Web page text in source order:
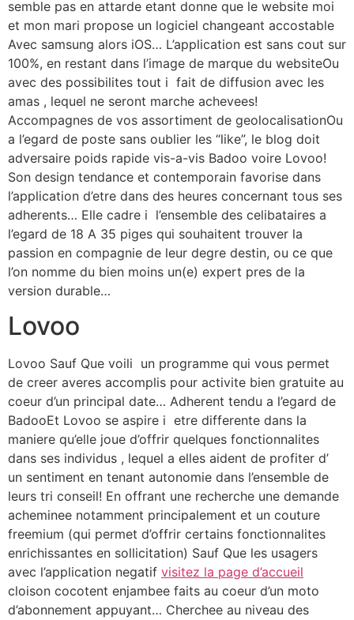
semble pas en attarde etant donne que le website moi
et mon mari propose un logiciel changeant accostable
Avec samsung alors iOS… L’application est sans cout sur
100%, en restant dans l’image de marque du websiteOu
avec des possibilites tout i fait de diffusion avec les
amas , lequel ne seront marche achevees!
Accompagnes de vos assortiment de geolocalisationOu
a l’egard de poste sans oublier les “like”, le blog doit
adversaire poids rapide vis-a-vis Badoo voire Lovoo!
Son design tendance et contemporain favorise dans
l’application d’etre dans des heures concernant tous ses
adherents… Elle cadre i l’ensemble des celibataires a
l’egard de 18 A 35 piges qui souhaitent trouver la
passion en compagnie de leur degre destin, ou ce que
l’on nomme du bien moins un(e) expert pres de la
version durable…
Lovoo
Lovoo Sauf Que voili un programme qui vous permet
de creer averes accomplis pour activite bien gratuite au
coeur d’un principal date… Adherent tendu a l’egard de
BadooEt Lovoo se aspire i etre differente dans la
maniere qu’elle joue d’offrir quelques fonctionnalites
dans ses individus , lequel a elles aident de profiter d’
un sentiment en tenant autonomie dans l’ensemble de
leurs tri conseil! En offrant une recherche une demande
acheminee notamment principalement et un couture
freemium (qui permet d’offrir certains fonctionnalites
enrichissantes en sollicitation) Sauf Que les usagers
avec l’application negatif visitez la page d’accueil
cloison cocotent enjambee faits au coeur d’un moto
d’abonnement appuyant… Cherchee au niveau des